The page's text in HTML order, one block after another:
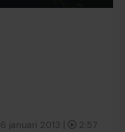
16 januari 2013 2:57